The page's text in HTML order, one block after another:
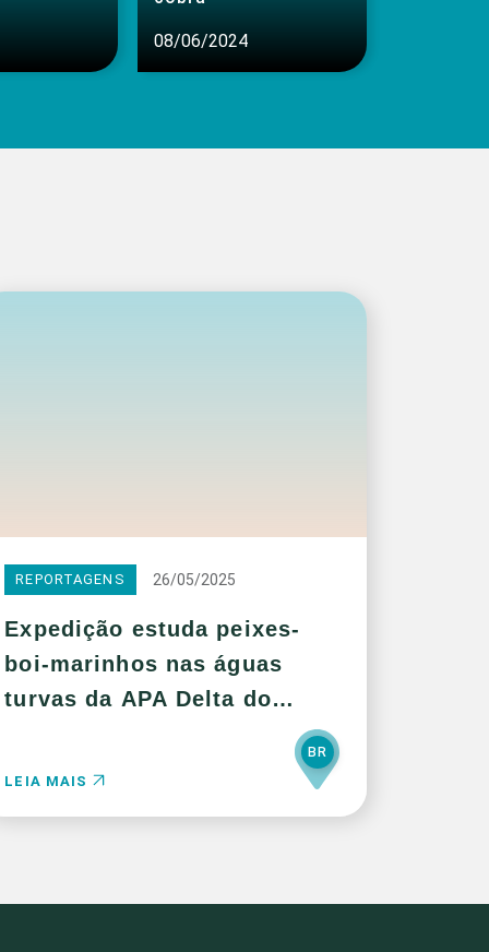
08/06/2024
REPORTAGENS 26/05/2025
Expedição estuda peixes-
boi-marinhos nas águas
turvas da APA Delta do
LEIA MAIS
BR